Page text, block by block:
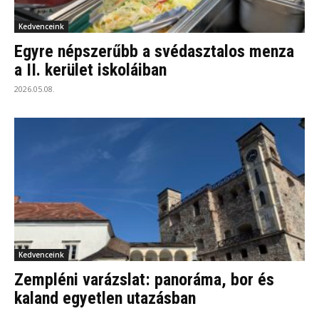
Kedvenceink
Egyre népszerűbb a svédasztalos menza
a II. kerület iskoláiban
2026.05.08.
Kedvenceink
Zempléni varázslat: panoráma, bor és
kaland egyetlen utazásban